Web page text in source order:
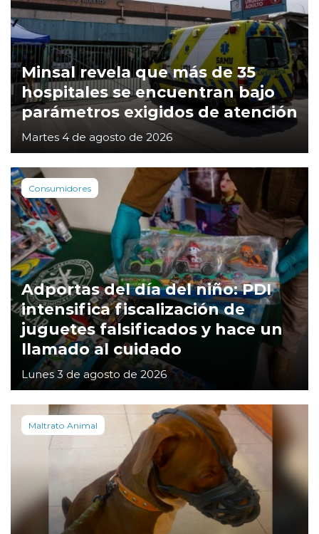
Minsal revela que más de 35
hospitales se encuentran bajo
parámetros exigidos de atención
Martes 4 de agosto de 2026
Consumidores
Adportas del día del niño: PDI
intensifica fiscalización de
juguetes falsificados y hace un
llamado al cuidado
Lunes 3 de agosto de 2026
Maltrato Animal